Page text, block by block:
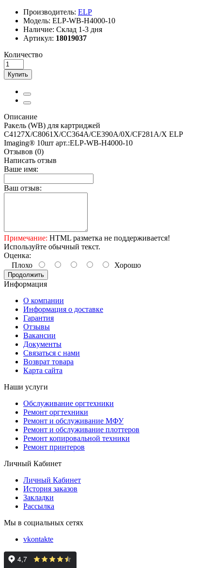
Производитель: ELP
Модель: ELP-WB-H4000-10
Наличие: Склад 1-3 дня
Артикул: 18019037
Количество
Купить
Описание
Ракель (WB) для картриджей
C4127X/C8061X/CC364A/CE390A/0X/CF281A/X ELP
Imaging® 10шт арт.:ELP-WB-H4000-10
Отзывов (0)
Написать отзыв
Ваше имя:
Ваш отзыв:
Примечание: HTML разметка не поддерживается!
Используйте обычный текст.
Оценка:
Плохо
Хорошо
Продолжить
Информация
О компании
Информация о доставке
Гарантия
Отзывы
Вакансии
Документы
Связаться с нами
Возврат товара
Карта сайта
Наши услуги
Обслуживание оргтехники
Ремонт оргтехники
Ремонт и обслуживание МФУ
Ремонт и обслуживание плоттеров
Ремонт копировальной техники
Ремонт принтеров
Личный Кабинет
Личный Кабинет
История заказов
Закладки
Рассылка
Мы в социальных сетях
vkontakte